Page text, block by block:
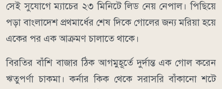
সেই সুযোগে ম্যাচের ২৩ মিনিটে লিড নেয় নেপাল। পিছিয়ে
পড়া বাংলাদেশ প্রথমার্ধের শেষ দিকে গোলের জন্য মরিয়া হয়ে
একের পর এক আক্রমণ চালাতে থাকে।
বিরতির বাঁশি বাজার ঠিক আগমুহূর্তে দুর্দান্ত এক গোল করেন
ঋতুপর্ণা চাকমা। কর্নার কিক থেকে সরাসরি বাঁকানো শটে